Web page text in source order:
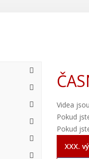
Videa
Pokud
Pokud
XXX.